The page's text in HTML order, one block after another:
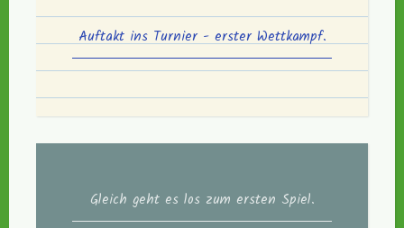
Auftakt ins Turnier - erster Wettkampf.
Gleich geht es los zum ersten Spiel.